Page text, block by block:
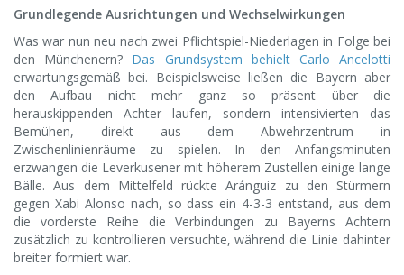
Grundlegende Ausrichtungen und Wechselwirkungen
Was war nun neu nach zwei Pflichtspiel-Niederlagen in Folge bei
den Münchenern? Das Grundsystem behielt Carlo Ancelotti
erwartungsgemäß bei. Beispielsweise ließen die Bayern aber
den Aufbau nicht mehr ganz so präsent über die
herauskippenden Achter laufen, sondern intensivierten das
Bemühen, direkt aus dem Abwehrzentrum in
Zwischenlinienräume zu spielen. In den Anfangsminuten
erzwangen die Leverkusener mit höherem Zustellen einige lange
Bälle. Aus dem Mittelfeld rückte Aránguiz zu den Stürmern
gegen Xabi Alonso nach, so dass ein 4-3-3 entstand, aus dem
die vorderste Reihe die Verbindungen zu Bayerns Achtern
zusätzlich zu kontrollieren versuchte, während die Linie dahinter
breiter formiert war.